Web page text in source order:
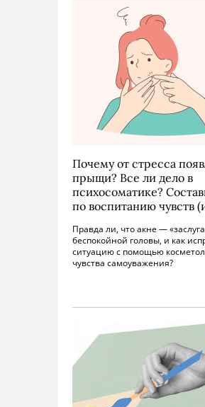
Почему от стресса
прыщи? Все ли дело в
психосоматике?
по воспитанию чувств
Правда ли, что акне —
беспокойной головы, и как
ситуацию с помощью
чувства самоуважения?